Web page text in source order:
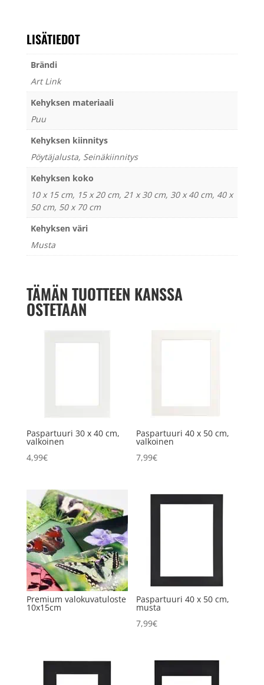
LISÄTIEDOT
Brändi
Art Link
Kehyksen materiaali
Puu
Kehyksen kiinnitys
Pöytäjalusta, Seinäkiinnitys
Kehyksen koko
10 x 15 cm, 15 x 20 cm, 21 x 30 cm, 30 x 40 cm, 40 x
50 cm, 50 x 70 cm
Kehyksen väri
Musta
TÄMÄN TUOTTEEN KANSSA
OSTETAAN
Paspartuuri 30 x 40 cm,
valkoinen
4,99€
Paspartuuri 40 x 50 cm,
valkoinen
7,99€
Premium valokuvatuloste
10x15cm
Paspartuuri 40 x 50 cm,
musta
7,99€